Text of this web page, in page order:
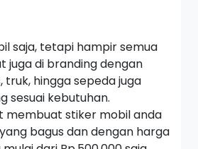
saja, tetapi hampir semua
juga di branding dengan
truk, hingga sepeda juga
sesuai kebutuhan.
membuat stiker mobil anda
bagus dan dengan harga